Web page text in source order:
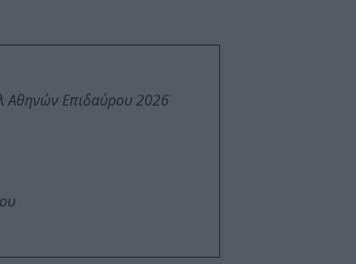
Αθηνών Επιδαύρου 2026